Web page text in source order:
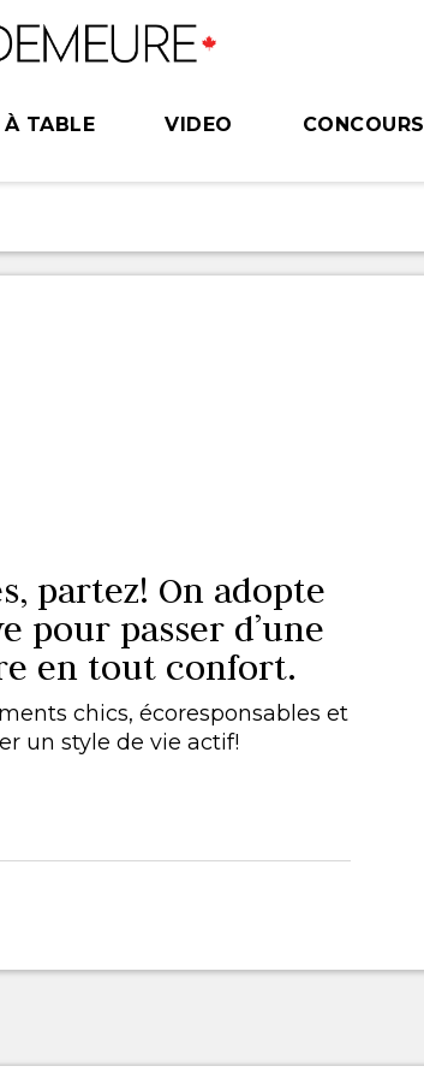
À TABLE VIDEO CONCOURS
partez! On adopte
pour passer d’une
en tout confort.
chics, écoresponsables et
un style de vie actif!